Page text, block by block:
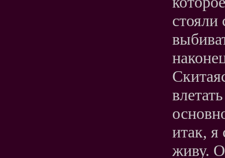
стояли
итак, я
живу.